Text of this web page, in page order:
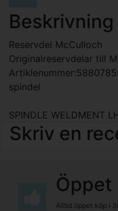
Beskrivning
Reservdel McCulloch
Originalreservdelar till
spindel
SPINDLE WELDMENT
Skriv en
Öppet
Alltid öppet köp i